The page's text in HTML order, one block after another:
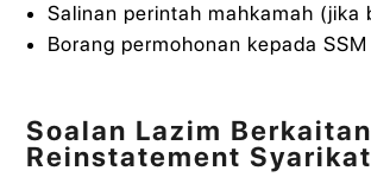
Salinan perintah mahkamah (jika
Borang permohonan kepada SSM
Soalan Lazim Berkaitan
Reinstatement